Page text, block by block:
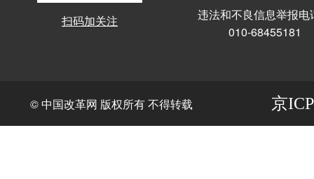
扫码加关注
违法和不良信息举报电
010-68455181
© 中国改革网 版权所有 不得转载 京